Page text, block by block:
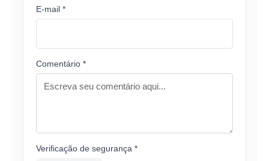
E-mail *
Comentário *
Verificação de segurança *